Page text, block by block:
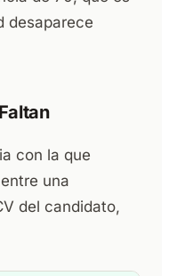
desaparece
con la que
una
del candidato,